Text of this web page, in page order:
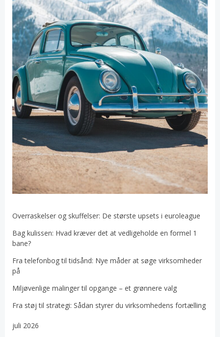
Overraskelser og skuffelser: De største upsets i euroleague
Bag kulissen: Hvad kræver det at vedligeholde en formel 1
bane?
Fra telefonbog til tidsånd: Nye måder at søge virksomheder
på
Miljøvenlige malinger til opgange – et grønnere valg
Fra støj til strategi: Sådan styrer du virksomhedens fortælling
juli 2026